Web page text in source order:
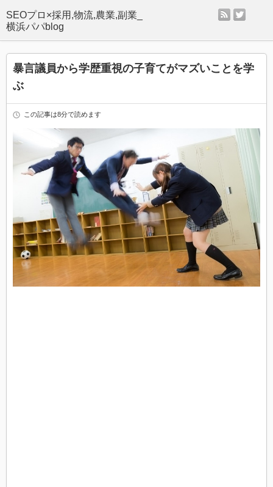
SEOプロ×採用,物流,農業,副業_
横浜パパblog
rss
暴言議員から学歴重視の子育てがマズいことを学
ぶ
この記事は8分で読めます